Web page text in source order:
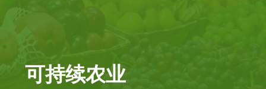
可持续农业